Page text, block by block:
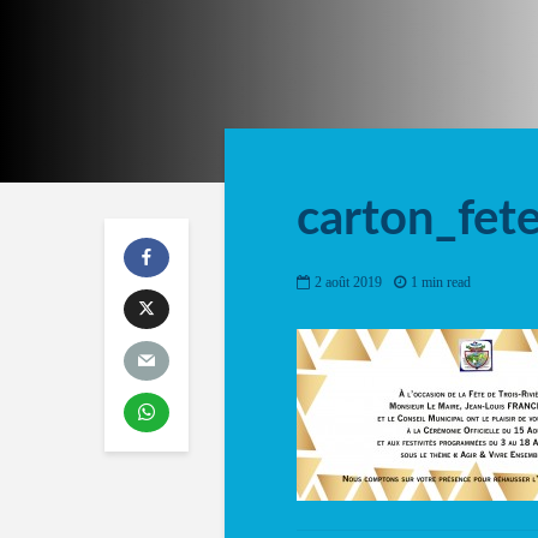
2 août 2019 1 min read